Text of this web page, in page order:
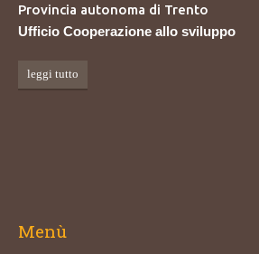
Provincia autonoma di Trento
Ufficio Cooperazione allo sviluppo
leggi tutto
Menù